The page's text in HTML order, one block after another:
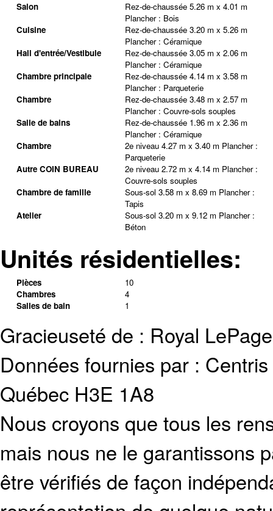
Salon Rez-de-chaussée 5.26 m x 4.01 m
Plancher : Bois
Cuisine
Rez-de-chaussée 3.20 m x 5.26 m
Plancher : Céramique
Hall d'entrée/Vestibule
Rez-de-chaussée 3.05 m x 2.06 m
Plancher : Céramique
Chambre principale
Rez-de-chaussée 4.14 m x 3.58 m
Plancher : Parqueterie
Chambre
Rez-de-chaussée 3.48 m x 2.57 m
Plancher : Couvre-sols souples
Salle de bains
Rez-de-chaussée 1.96 m x 2.36 m
Plancher : Céramique
Chambre
2e niveau 4.27 m x 3.40 m Plancher :
Parqueterie
Autre COIN BUREAU
2e niveau 2.72 m x 4.14 m Plancher :
Couvre-sols souples
Chambre de famille
Sous-sol 3.58 m x 8.69 m Plancher :
Tapis
Atelier
Sous-sol 3.20 m x 9.12 m Plancher :
Béton
Unités résidentielles:
Pièces
10
Chambres
4
Salles de bain
1
Gracieuseté de : Royal
Données fournies par :
Québec H3E 1A8
Nous croyons que tous les
mais nous ne le garantissons
être vérifiés de façon